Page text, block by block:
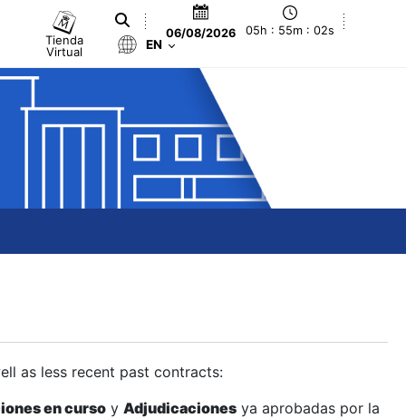
Tienda
Virtual
06/08/2026 05h : 55m : 03s
EN
as less recent past contracts:
en curso y Adjudicaciones ya aprobadas por la